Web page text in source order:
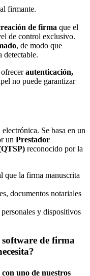
al firmante.
de firma que el
de control exclusivo.
, de modo que
detectable.
autenticación,
no puede garantizar
Se basa en un
un Prestador
reconocido por la
que la firma manuscrita
documentos notariales
y dispositivos
de firma
uno de nuestros